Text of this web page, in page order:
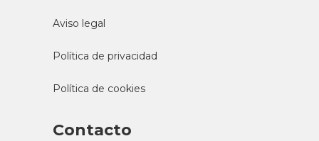
Aviso legal
Política de privacidad
Política de cookies
Contacto